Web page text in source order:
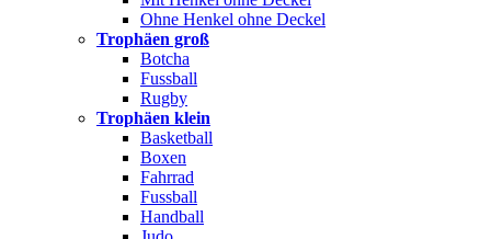
Ohne Henkel ohne Deckel
Trophäen groß
Botcha
Fussball
Rugby
Trophäen klein
Basketball
Boxen
Fahrrad
Fussball
Handball